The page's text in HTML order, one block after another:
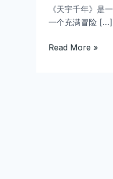
《天宇千年》是
一个充满冒险 […]
年
全
攻
Read More »